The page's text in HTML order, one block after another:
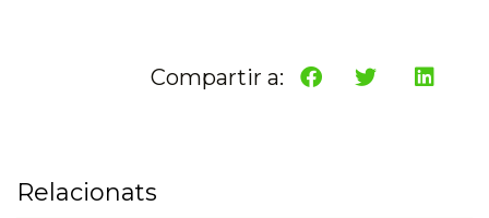
Compartir a:
Relacionats